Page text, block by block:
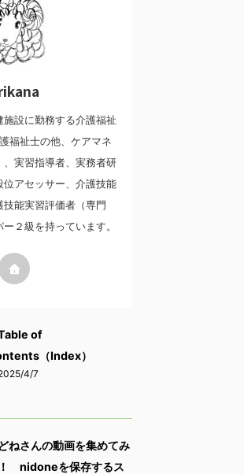
設に勤務する介護福祉
福祉士の他、ケアマネ
、実習指導者、実務者研
位アセッサー、介護技能
能実習評価者（専門
２級を持っています。
of
（Index）
4/7
ねさんの動画を集めてみ
nidoneを保存するス